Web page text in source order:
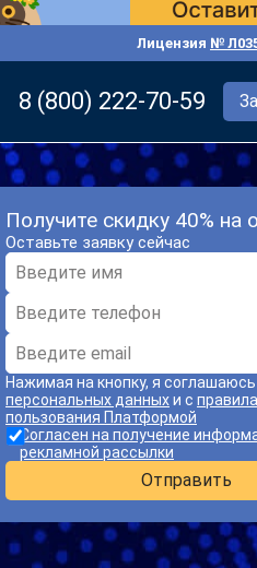
Лицензия №
8 (800) 222-70-59
Получите скидку 40% на
Оставьте заявку сейчас
Нажимая на кнопку, я соглашаюсь
персональных данныхи с
пользования Платформой
Согласен на получение
рекламной рассылки
Отправить